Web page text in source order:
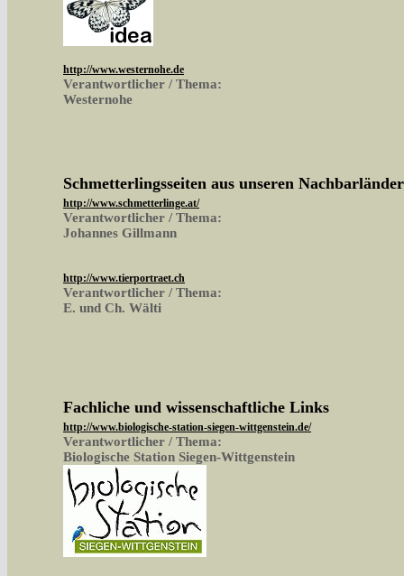
http://www.westernohe.de
Verantwortlicher / Thema:
Westernohe
Schmetterlingsseiten aus unseren
http://www.schmetterlinge.at/
Verantwortlicher / Thema:
Johannes Gillmann
http://www.tierportraet.ch
Verantwortlicher / Thema:
E. und Ch. Wälti
Fachliche und wissenschaftliche Links
http://www.biologische-station-siegen-wittgenstein.de/
Verantwortlicher / Thema:
Biologische Station Siegen-Wittgenstein